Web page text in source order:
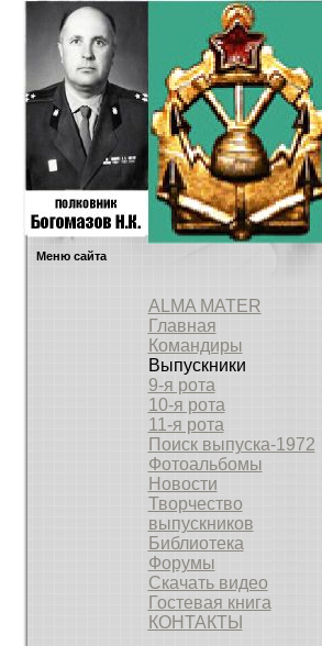
Меню сайта
ALMA MATER
Главная
Командиры
Выпускники
9-я рота
10-я рота
11-я рота
Поиск выпуска-1972
Фотоальбомы
Новости
Творчество
выпускников
Библиотека
Форумы
Скачать видео
Гостевая книга
КОНТАКТЫ